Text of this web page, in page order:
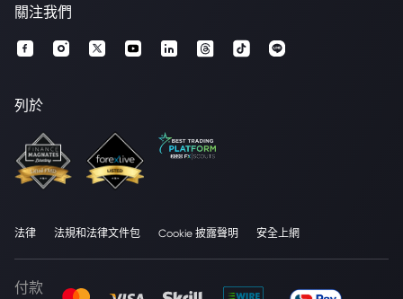
關注我們
列於
法律 法規和法律文件包 Cookie 披露聲明 安全上網
付款